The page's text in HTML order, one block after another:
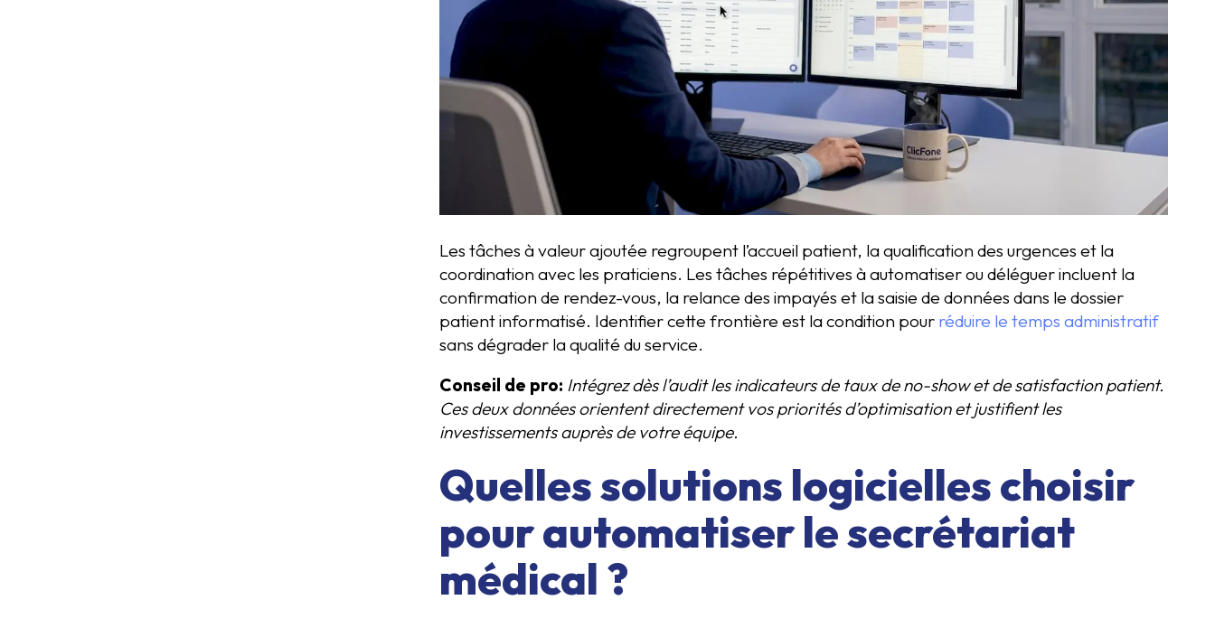
Les tâches à valeur ajoutée regroupent l’accueil patient, la qualification des urgences et la
coordination avec les praticiens. Les tâches répétitives à automatiser ou déléguer incluent la
confirmation de rendez-vous, la relance des impayés et la saisie de données dans le dossier
patient informatisé. Identifier cette frontière est la condition pour réduire le temps administratif
sans dégrader la qualité du service.
Conseil de pro: Intégrez dès l’audit les indicateurs de taux de no-show et de satisfaction patient.
Ces deux données orientent directement vos priorités d’optimisation et justifient les
investissements auprès de votre équipe.
Quelles solutions logicielles choisir
pour automatiser le secrétariat
médical ?